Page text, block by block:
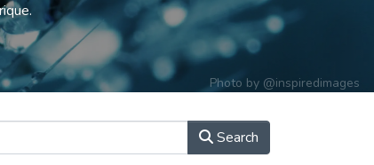
Photo by @inspiredimages
Search